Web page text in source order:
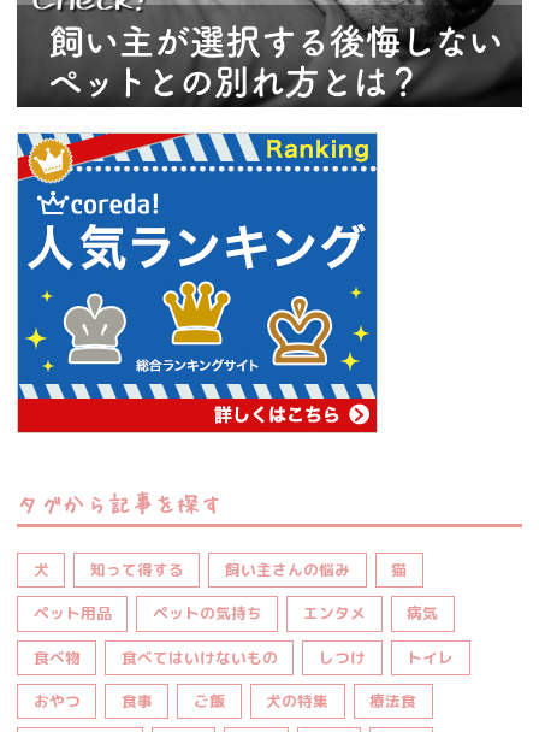
タグから記事を探す
犬 知って得する 飼い主さんの悩み 猫
ペット用品 ペットの気持ち エンタメ 病気
食べ物 食べてはいけないもの しつけ トイレ
おやつ 食事 ご飯 犬の特集 療法食